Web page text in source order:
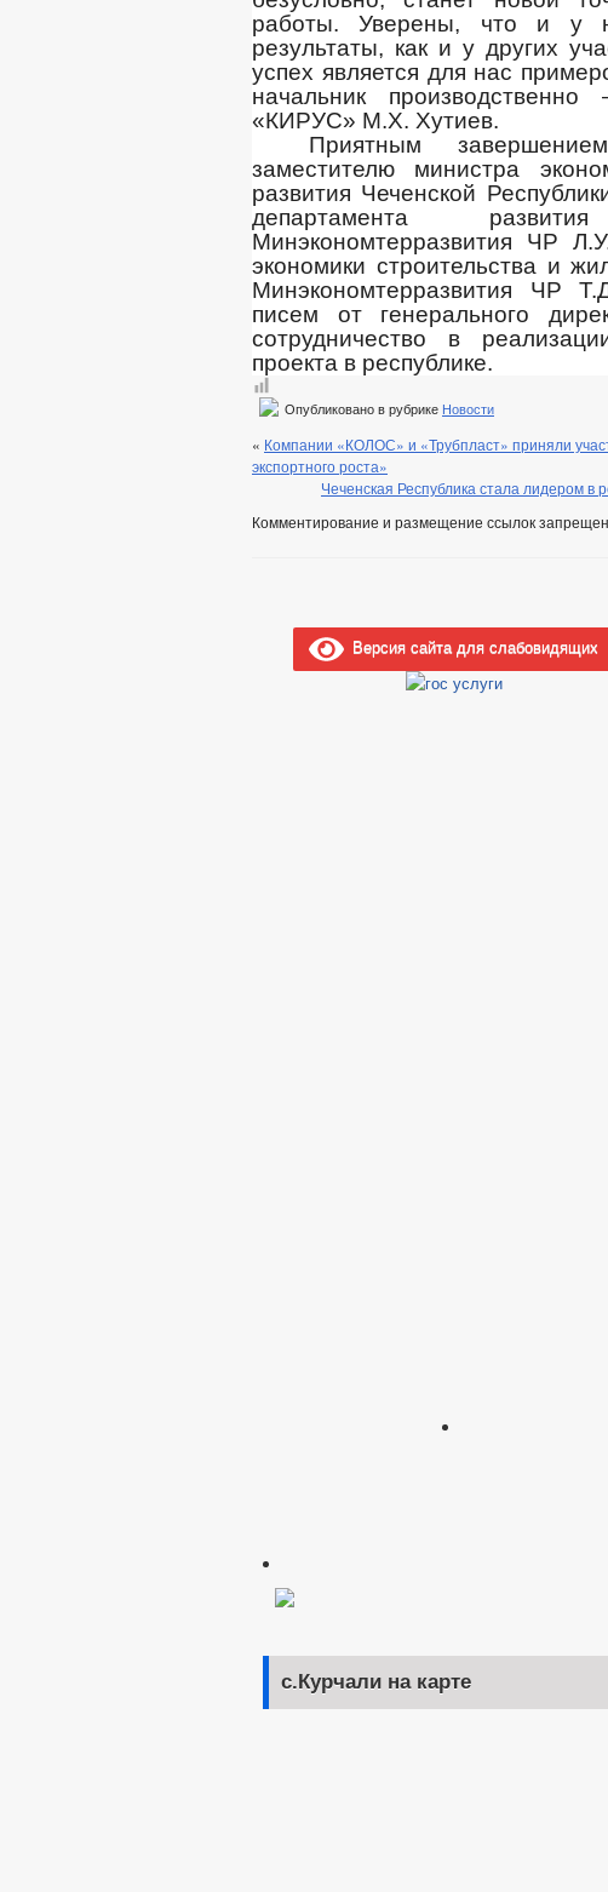
работы. Уверены, что и у
результаты, как и у других
успех является для нас
начальник
«КИРУС» М.Х. Хутиев.
Приятным
заместителю министра
развития Чеченской
департамента
Минэкономтерразвития ЧР
экономики строительства и
Минэкономтерразвития ЧР
писем от генерального
сотрудничество в
проекта в республике.
Опубликовано в рубрике Новости
« Компании «КОЛОС» и «Трубпласт» приняли
экспортного роста»
Чеченская Республика стала лидером
Комментирование и размещение ссылок
Версия сайта для слабовидящих
с.Курчали на карте